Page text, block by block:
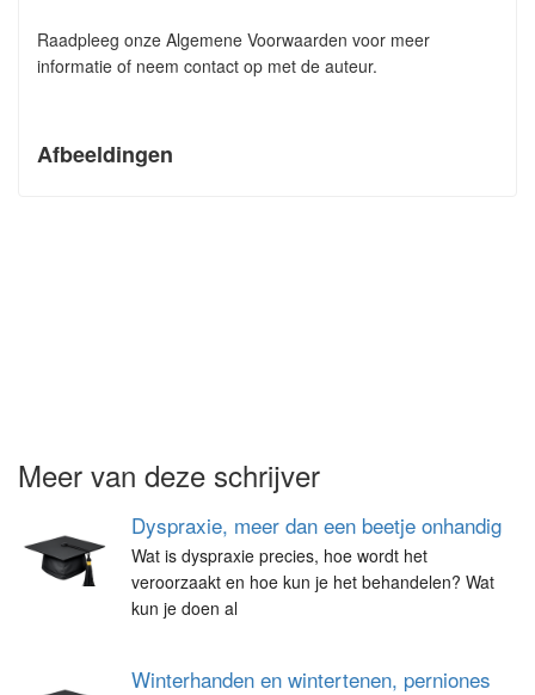
Raadpleeg onze Algemene Voorwaarden voor meer
informatie of neem contact op met de auteur.
Afbeeldingen
Meer van deze schrijver
Dyspraxie, meer dan een beetje onhandig
Wat is dyspraxie precies, hoe wordt het
veroorzaakt en hoe kun je het behandelen? Wat
kun je doen al
Winterhanden en wintertenen, perniones